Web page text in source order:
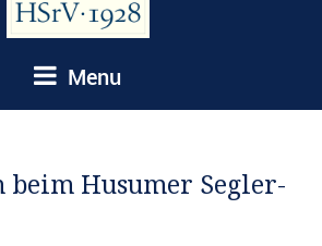
Menu
beim Husumer Segler-